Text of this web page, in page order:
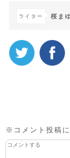
ライター 桜ま
※コメント投稿